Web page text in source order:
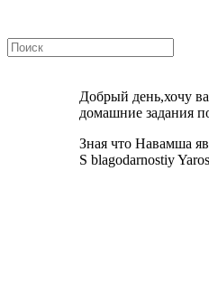
Добрый день,хочу
домашние задания
Зная что Навамша
S blagodarnostiy